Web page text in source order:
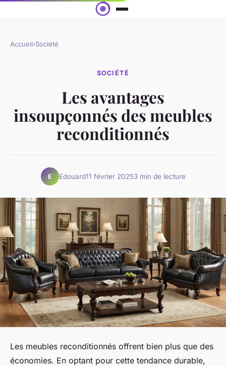
Accueil›Société
SOCIÉTÉ
Les avantages
insoupçonnés des meubles
reconditionnés
E Edouard11 février 20253 min de lecture
Les meubles reconditionnés offrent bien plus que des
économies. En optant pour cette tendance durable,